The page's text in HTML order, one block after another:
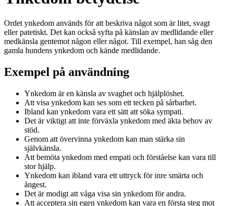
Ordet ynkedom används för att beskriva något som är litet, svagt
eller patetiskt. Det kan också syfta på känslan av medlidande eller
medkänsla gentemot någon eller något. Till exempel, han såg den
gamla hundens ynkedom och kände medlidande.
Exempel på användning
Ynkedom är en känsla av svaghet och hjälplöshet.
Att visa ynkedom kan ses som ett tecken på sårbarhet.
Ibland kan ynkedom vara ett sätt att söka sympati.
Det är viktigt att inte förväxla ynkedom med äkta behov av
stöd.
Genom att övervinna ynkedom kan man stärka sin
självkänsla.
Att bemöta ynkedom med empati och förståelse kan vara till
stor hjälp.
Ynkedom kan ibland vara ett uttryck för inre smärta och
ångest.
Det är modigt att våga visa sin ynkedom för andra.
Att acceptera sin egen ynkedom kan vara en första steg mot